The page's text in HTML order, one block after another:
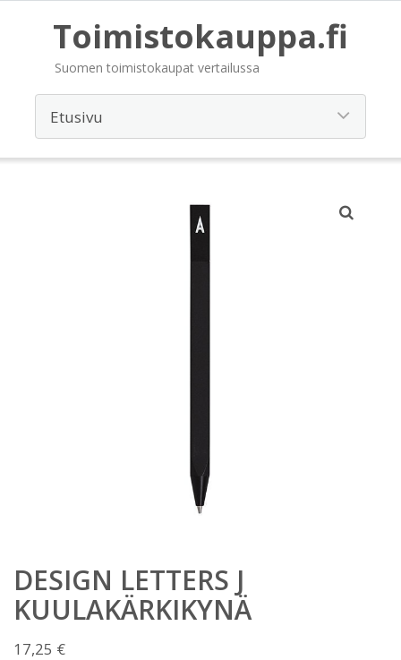
Toimistokauppa.fi
Suomen toimistokaupat vertailussa
DESIGN LETTERS J
KUULAKÄRKIKYNÄ
17,25 €